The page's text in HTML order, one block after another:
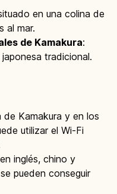
en una colina de
al mar.
de Kamakura:
tradicional.
Kamakura y en los
utilizar el Wi-Fi
inglés, chino y
pueden conseguir